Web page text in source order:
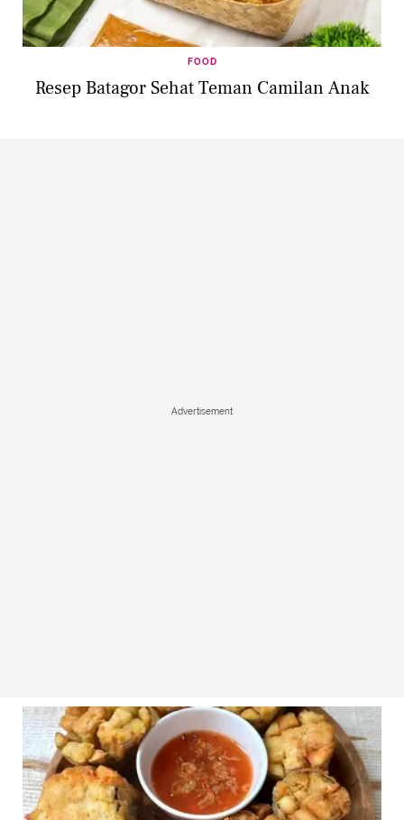
FOOD
Resep Batagor Sehat Teman Camilan Anak
Advertisement